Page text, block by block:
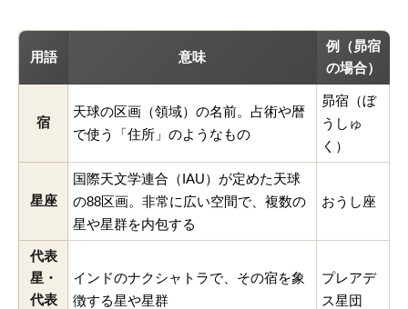
用語 意味
例（昴宿
の場合）
宿
天球の区画（領域）の名前。占術や暦
で使う「住所」のようなもの
昴宿（ぼ
うしゅ
く）
星座
国際天文学連合（IAU）が定めた天球
の88区画。非常に広い空間で、複数の
星や星群を内包する
おうし座
代表
星・
代表
インドのナクシャトラで、その宿を象
徴する星や星群
プレアデ
ス星団